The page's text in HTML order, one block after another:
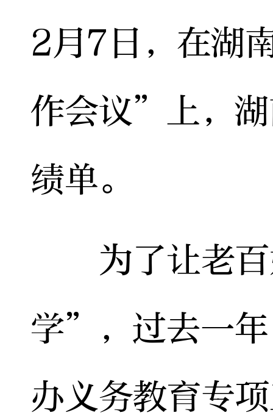
2月7日，在湖
作会议”上，
绩单。
为了让老百
学”，过去一
办义务教育专